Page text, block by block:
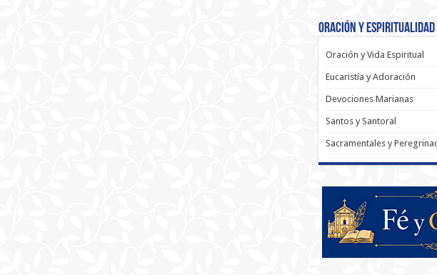
Oración y Espiritualidad
Oración y Vida Espiritual
Eucaristía y Adoración
Devociones Marianas
Santos y Santoral
Sacramentales y